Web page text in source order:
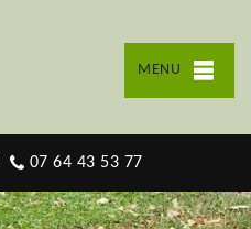
MENU
07 64 43 53 77